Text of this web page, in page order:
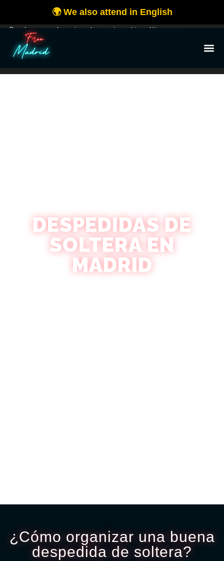
DESPEDIDAS DE
SOLTERA EN
MADRID
¿Cómo organizar una buena
despedida de soltera?​
Utilizamos cookies para ofrecerte la mejor experiencia en
Puedes aprender más sobre qué cookies utilizamos o
desactivarlas en los
OK